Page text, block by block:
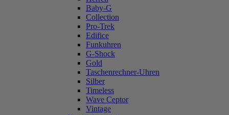
Baby-G
Collection
Pro-Trek
Edifice
Funkuhren
G-Shock
Gold
Taschenrechner-Uhren
Silber
Timeless
Wave Ceptor
Vintage